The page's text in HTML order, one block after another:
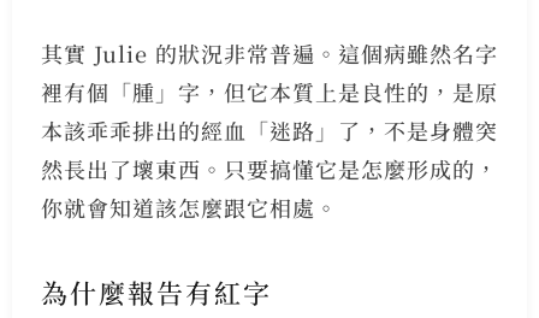
其實 Julie 的狀況非常普遍。這個病雖然名字
裡有個「腫」字，但它本質上是良性的，是原
本該乖乖排出的經血「迷路」了，不是身體突
然長出了壞東西。只要搞懂它是怎麼形成的，
你就會知道該怎麼跟它相處。
為什麼報告有紅字